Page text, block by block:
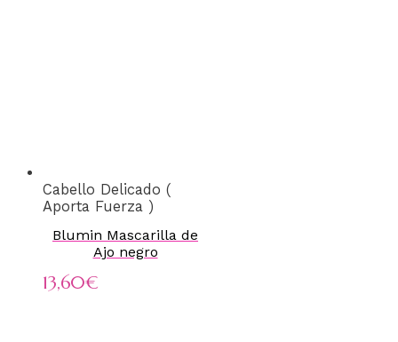
Cabello Delicado (
Aporta Fuerza )
Blumin Mascarilla de
Ajo negro
13,60€